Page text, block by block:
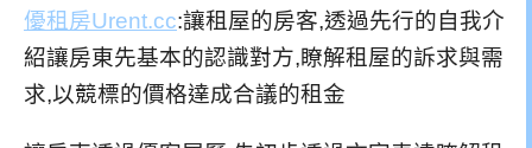
優租房Urent.cc:讓租屋的房客,透過先行的自我介
紹讓房東先基本的認識對方,瞭解租屋的訴求與需
求,以競標的價格達成合議的租金